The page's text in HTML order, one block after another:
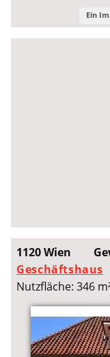
Ein
1120 Wien
Geschäftshaus
Nutzfläche: 346